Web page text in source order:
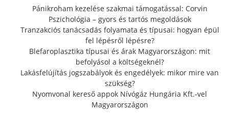
r
:
Pánikroham kezelése szakmai támogatással: Corvin
Pszichológia – gyors és tartós megoldások
Tranzakciós tanácsadás folyamata és típusai: hogyan épül
fel lépésről lépésre?
Blefaroplasztika típusai és árak Magyarországon: mit
befolyásol a költségeknél?
Lakásfelújítás jogszabályok és engedélyek: mikor mire van
szükség?
Nyomvonal kereső appok Nívógáz Hungária Kft.-vel
Magyarországon